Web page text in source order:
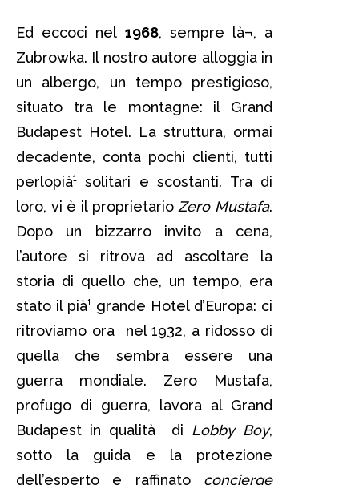
Ed eccoci nel 1968, sempre là¬, a
Zubrowka. Il nostro autore alloggia in
un albergo, un tempo prestigioso,
situato tra le montagne: il Grand
Budapest Hotel. La struttura, ormai
decadente, conta pochi clienti, tutti
perlopià¹ solitari e scostanti. Tra di
loro, vi è il proprietario Zero Mustafa.
Dopo un bizzarro invito a cena,
l’autore si ritrova ad ascoltare la
storia di quello che, un tempo, era
stato il pià¹ grande Hotel d’Europa: ci
ritroviamo ora nel 1932, a ridosso di
quella che sembra essere una
guerra mondiale. Zero Mustafa,
profugo di guerra, lavora al Grand
Budapest in qualità di Lobby Boy,
sotto la guida e la protezione
dell’esperto e raffinato concierge